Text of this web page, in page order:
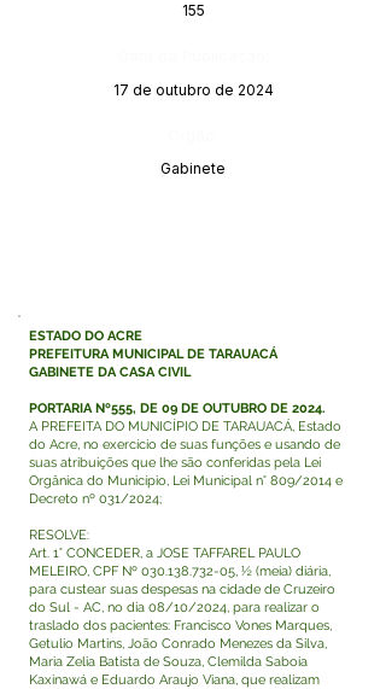
155
17 de outubro de 2024
Gabinete
ESTADO DO ACRE
PREFEITURA MUNICIPAL DE TARAUACÁ
GABINETE DA CASA CIVIL
PORTARIA Nº555, DE 09 DE OUTUBRO DE 2024.
A PREFEITA DO MUNICÍPIO DE TARAUACÁ, Estado
do Acre, no exercício de suas funções e usando de
suas atribuições que lhe são conferidas pela Lei
Orgânica do Município, Lei Municipal n° 809/2014 e
Decreto nº 031/2024;
RESOLVE:
Art. 1° CONCEDER, a JOSE TAFFAREL PAULO
MELEIRO, CPF Nº 030.138.732-05, ½ (meia) diária,
para custear suas despesas na cidade de Cruzeiro
do Sul - AC, no dia 08/10/2024, para realizar o
traslado dos pacientes: Francisco Vones Marques,
Getulio Martins, João Conrado Menezes da Silva,
Maria Zelia Batista de Souza, Clemilda Saboia
Kaxinawá e Eduardo Araujo Viana, que realizam